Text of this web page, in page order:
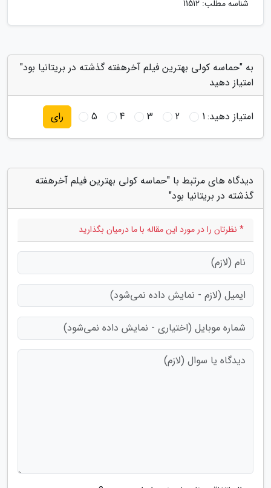
شناسه مطلب: 11512
به "حماسه کولی بهترین فیلم آخرهفته گذشته در بریتانیا بود"
امتیاز دهید
امتیاز دهید:1
2
3
4
5 رای
دیدگاه های مرتبط با "حماسه کولی بهترین فیلم آخرهفته
گذشته در بریتانیا بود"
* نظرتان را در مورد این مقاله با ما درمیان بگذارید